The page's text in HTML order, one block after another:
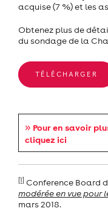
acquise (7 %) et les
Obtenez plus de
du sondage de la
TÉLÉCHARGER
» Pour en savoir
cliquez ici
[1] Conference Board
modérée en vue pour
mars 2018.